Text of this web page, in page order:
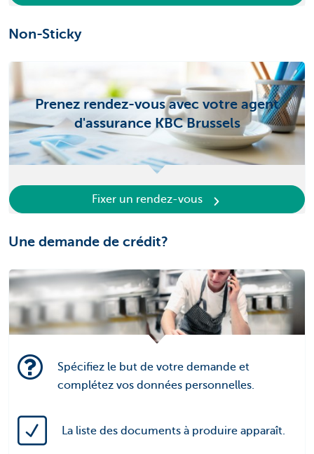
Non-Sticky
Prenez rendez-vous avec votre agent
d'assurance KBC Brussels
Fixer un rendez-vous
Une demande de crédit?
Spécifiez le but de votre demande et
complétez vos données personnelles.
La liste des documents à produire apparaît.